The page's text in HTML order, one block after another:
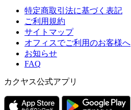
特定商取引法に基づく表記
ご利用規約
サイトマップ
オフィスでご利用のお客様へ
お知らせ
FAQ
カクヤス公式アプリ